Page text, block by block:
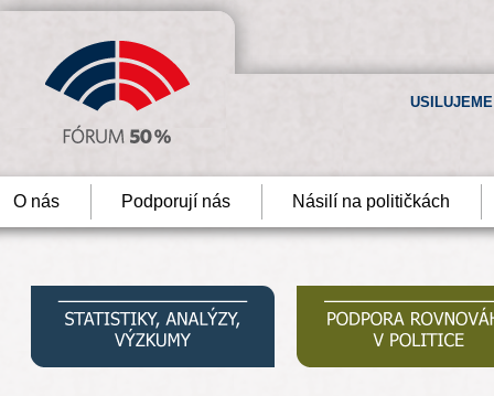
O nás Podporují nás Násilí na političkách